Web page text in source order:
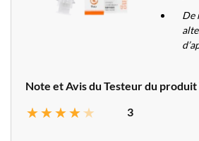
De
Note et Avis du Testeur du
3